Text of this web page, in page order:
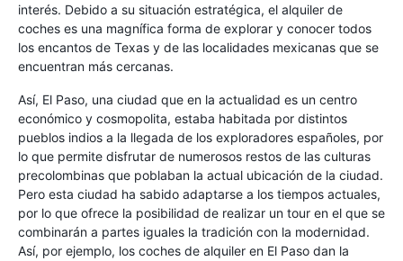
interés. Debido a su situación estratégica, el alquiler de
coches es una magnífica forma de explorar y conocer todos
los encantos de Texas y de las localidades mexicanas que se
encuentran más cercanas.
Así, El Paso, una ciudad que en la actualidad es un centro
económico y cosmopolita, estaba habitada por distintos
pueblos indios a la llegada de los exploradores españoles, por
lo que permite disfrutar de numerosos restos de las culturas
precolombinas que poblaban la actual ubicación de la ciudad.
Pero esta ciudad ha sabido adaptarse a los tiempos actuales,
por lo que ofrece la posibilidad de realizar un tour en el que se
combinarán a partes iguales la tradición con la modernidad.
Así, por ejemplo, los coches de alquiler en El Paso dan la